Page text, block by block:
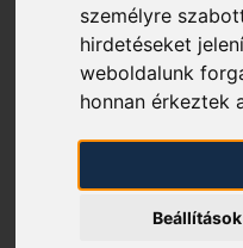
személyre
hirdetéseket
weboldalunk
honnan érkeztek
Hivatkozva korábbi
Önöket, hogy a
üzemeltetett
konszolidációjának
mint tulajdonos azt a
részére a 2025.